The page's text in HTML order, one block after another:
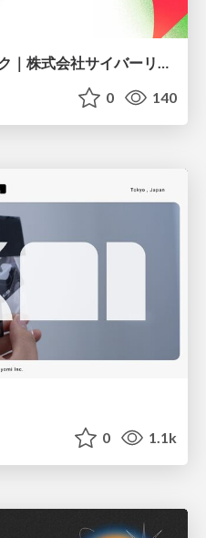
[2026.07] カルチャーデック｜株式会社サイバーリンクス
0 140
0 1.1k